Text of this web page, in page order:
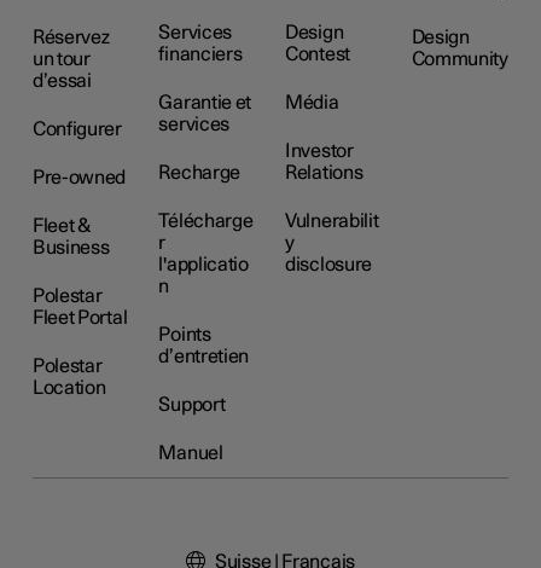
Réservez
un tour
d’essai
Configurer
Pre-owned
Fleet &
Business
Polestar
Fleet Portal
Polestar
Location
Services
financiers
Garantie et
services
Recharge
Télécharge
r
l'applicatio
n
Points
d’entretien
Support
Manuel
Design
Contest
Média
Investor
Relations
Vulnerabilit
y
disclosure
Design
Community
Suisse | Français